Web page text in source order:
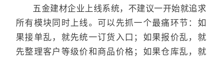
五金建材企业上线系统，不建议一开始就追求
所有模块同时上线。可以先抓一个最痛环节：如
果接单乱，就先统一订货入口；如果报价乱，就
先整理客户等级价和商品价格；如果仓库乱，就